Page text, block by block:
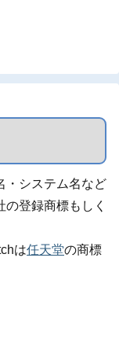
・システム名など
登録商標もしく
は任天堂の商標